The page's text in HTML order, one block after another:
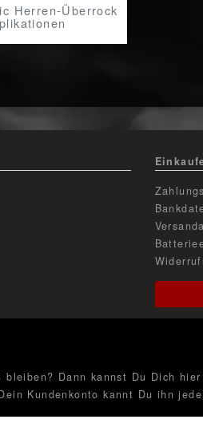
Herren‑Überrock
Dann kannst Du Dich
Kundenkonto kannt Du ihn